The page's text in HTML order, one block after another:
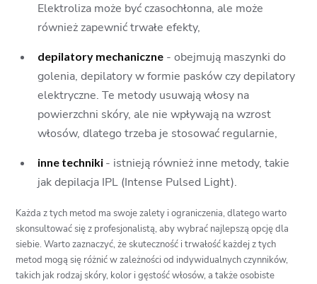
Elektroliza może być czasochłonna, ale może
również zapewnić trwałe efekty,
depilatory mechaniczne- obejmują maszynki do
golenia, depilatory w formie pasków czy depilatory
elektryczne. Te metody usuwają włosy na
powierzchni skóry, ale nie wpływają na wzrost
włosów, dlatego trzeba je stosować regularnie,
inne techniki - istnieją również inne metody, takie
jak depilacja IPL (Intense Pulsed Light).
Każda z tych metod ma swoje zalety i ograniczenia, dlatego warto
skonsultować się z profesjonalistą, aby wybrać najlepszą opcję dla
siebie. Warto zaznaczyć, że skuteczność i trwałość każdej z tych
metod mogą się różnić w zależności od indywidualnych czynników,
takich jak rodzaj skóry, kolor i gęstość włosów, a także osobiste